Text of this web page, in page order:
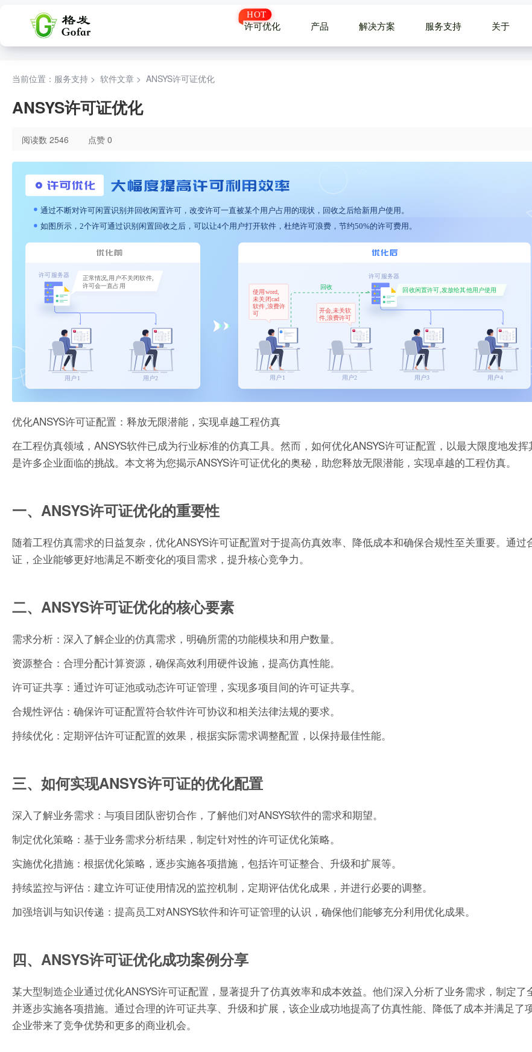
许可优化 产品 解决方案 服务支持 关于
当前位置：服务支持 > 软件文章 > ANSYS许可证优化
ANSYS许可证优化
阅读数 2546 点赞 0
优化ANSYS许可证配置：释放无限潜能，实现卓越工程仿真
在工程仿真领域，ANSYS软件已成为行业标准的仿真工具。然而，如何优化ANSYS许可证配置，以最大限度地发挥
是许多企业面临的挑战。本文将为您揭示ANSYS许可证优化的奥秘，助您释放无限潜能，实现卓越的工程仿真。
一、ANSYS许可证优化的重要性
随着工程仿真需求的日益复杂，优化ANSYS许可证配置对于提高仿真效率、降低成本和确保合规性至关重要。通过
证，企业能够更好地满足不断变化的项目需求，提升核心竞争力。
二、ANSYS许可证优化的核心要素
需求分析：深入了解企业的仿真需求，明确所需的功能模块和用户数量。
资源整合：合理分配计算资源，确保高效利用硬件设施，提高仿真性能。
许可证共享：通过许可证池或动态许可证管理，实现多项目间的许可证共享。
合规性评估：确保许可证配置符合软件许可协议和相关法律法规的要求。
持续优化：定期评估许可证配置的效果，根据实际需求调整配置，以保持最佳性能。
三、如何实现ANSYS许可证的优化配置
深入了解业务需求：与项目团队密切合作，了解他们对ANSYS软件的需求和期望。
制定优化策略：基于业务需求分析结果，制定针对性的许可证优化策略。
实施优化措施：根据优化策略，逐步实施各项措施，包括许可证整合、升级和扩展等。
持续监控与评估：建立许可证使用情况的监控机制，定期评估优化成果，并进行必要的调整。
加强培训与知识传递：提高员工对ANSYS软件和许可证管理的认识，确保他们能够充分利用优化成果。
四、ANSYS许可证优化成功案例分享
某大型制造企业通过优化ANSYS许可证配置，显著提升了仿真效率和成本效益。他们深入分析了业务需求，制定了
并逐步实施各项措施。通过合理的许可证共享、升级和扩展，该企业成功地提高了仿真性能、降低了成本并满足了
企业带来了竞争优势和更多的商业机会。